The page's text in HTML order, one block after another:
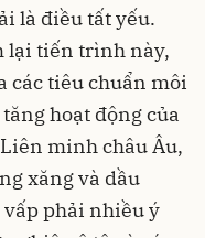
là điều tất yếu.
lại tiến trình này,
các tiêu chuẩn môi
hoạt động của
minh châu Âu,
xăng và dầu
phải nhiều ý